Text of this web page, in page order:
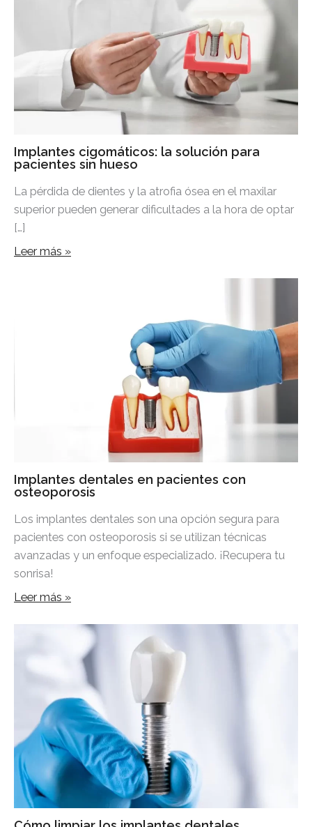
Implantes cigomáticos: la solución para
pacientes sin hueso
La pérdida de dientes y la atrofia ósea en el maxilar
superior pueden generar dificultades a la hora de optar
[…]
Leer más »
Implantes dentales en pacientes con
osteoporosis
Los implantes dentales son una opción segura para
pacientes con osteoporosis si se utilizan técnicas
avanzadas y un enfoque especializado. ¡Recupera tu
sonrisa!
Leer más »